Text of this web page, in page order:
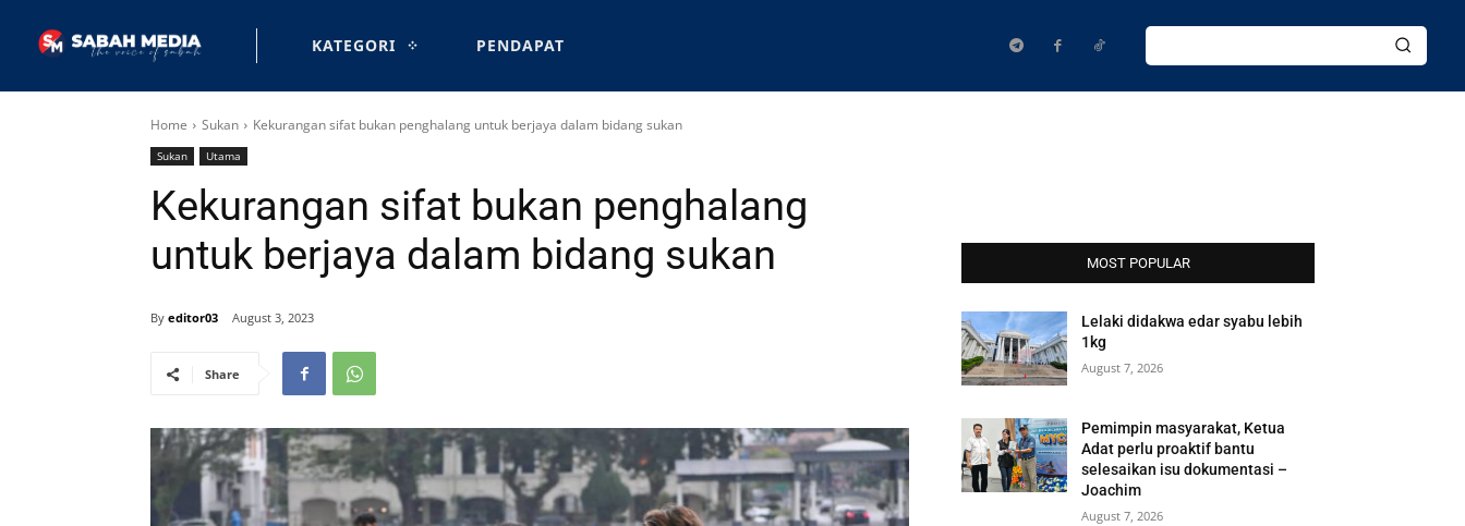
KATEGORI PENDAPAT
Home Sukan Kekurangan sifat bukan penghalang untuk berjaya dalam bidang sukan
Sukan Utama
Kekurangan sifat bukan penghalang
untuk berjaya dalam bidang sukan
By editor03 August 3, 2023
Share
MOST POPULAR
Lelaki didakwa edar syabu lebih
1kg
August 7, 2026
Pemimpin masyarakat, Ketua
Adat perlu proaktif bantu
selesaikan isu dokumentasi –
Joachim
August 7, 2026